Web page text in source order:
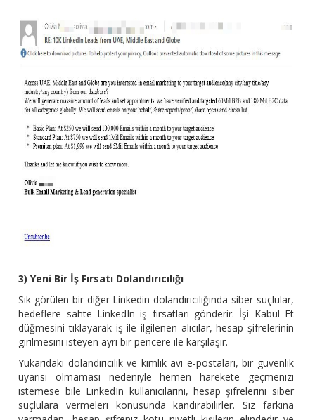
3) Yeni Bir İş Fırsatı Dolandırıcılığı
Sık görülen bir diğer Linkedin dolandırıcılığında siber suçlular,
hedeflere sahte LinkedIn iş fırsatları gönderir. İşi Kabul Et
düğmesini tıklayarak iş ile ilgilenen alıcılar, hesap şifrelerinin
girilmesini isteyen ayrı bir pencere ile karşılaşır.
Yukarıdaki dolandırıcılık ve kimlik avı e-postaları, bir güvenlik
uyarısı olmaması nedeniyle hemen harekete geçmenizi
istemese bile LinkedIn kullanıcılarını, hesap şifrelerini siber
suçlulara vermeleri konusunda kandırabilirler. Siz farkına